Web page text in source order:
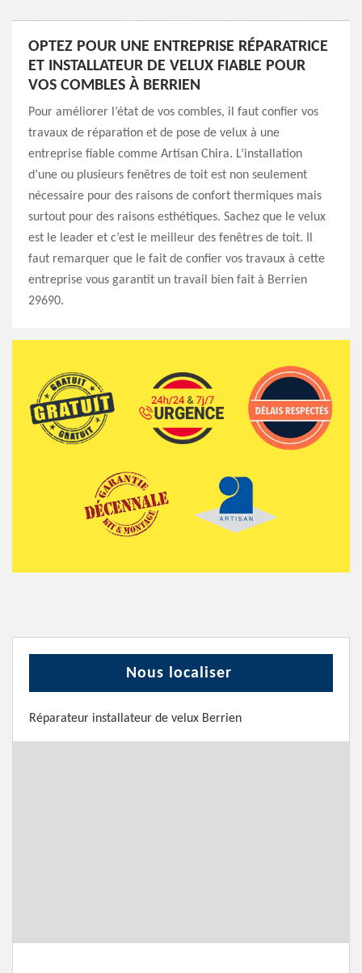
OPTEZ POUR UNE ENTREPRISE RÉPARATRICE
ET INSTALLATEUR DE VELUX FIABLE POUR
VOS COMBLES À BERRIEN
Pour améliorer l’état de vos combles, il faut confier vos
travaux de réparation et de pose de velux à une
entreprise fiable comme Artisan Chira. L’installation
d’une ou plusieurs fenêtres de toit est non seulement
nécessaire pour des raisons de confort thermiques mais
surtout pour des raisons esthétiques. Sachez que le velux
est le leader et c’est le meilleur des fenêtres de toit. Il
faut remarquer que le fait de confier vos travaux à cette
entreprise vous garantit un travail bien fait à Berrien
29690.
Nous localiser
Réparateur installateur de velux Berrien